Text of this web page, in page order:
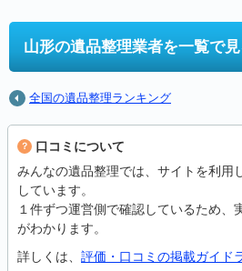
山形の遺品整理業者を一覧で
全国の遺品整理ランキング
口コミについて
みんなの遺品整理では、サイトを利用
しています。
１件ずつ運営側で確認しているため、
がわかります。
詳しくは、 評価・口コミの掲載ガイド